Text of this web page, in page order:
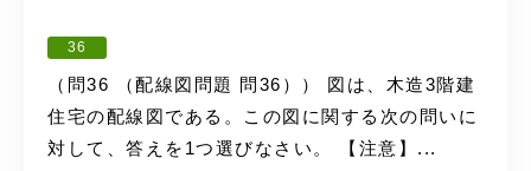
36
（問36 （配線図問題 問36）） 図は、木造3階建
住宅の配線図である。この図に関する次の問いに
対して、答えを1つ選びなさい。 【注意】...